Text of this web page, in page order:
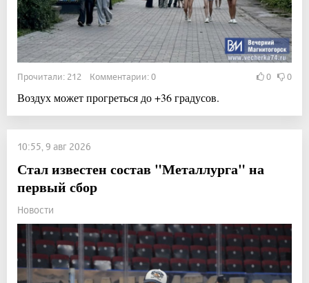
Прочитали: 212 Комментарии: 0 0 0
Воздух может прогреться до +36 градусов.
10:55, 9 авг 2026
Стал известен состав "Металлурга" на
первый сбор
Новости